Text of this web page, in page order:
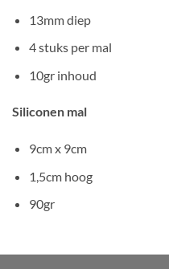
13mm diep
4 stuks per mal
10gr inhoud
Siliconen mal
9cm x 9cm
1,5cm hoog
90gr